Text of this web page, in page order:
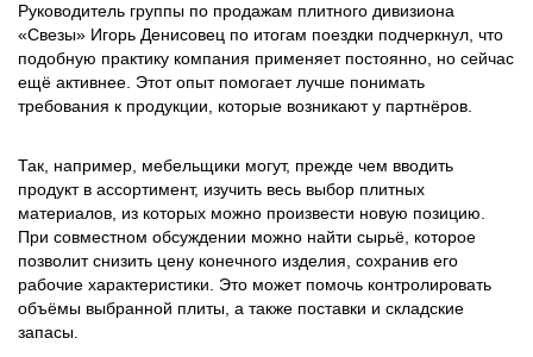
Руководитель группы по продажам плитного дивизиона
«Свезы» Игорь Денисовец по итогам поездки подчеркнул, что
подобную практику компания применяет постоянно, но сейчас
ещё активнее. Этот опыт помогает лучше понимать
требования к продукции, которые возникают у партнёров.
Так, например, мебельщики могут, прежде чем вводить
продукт в ассортимент, изучить весь выбор плитных
материалов, из которых можно произвести новую позицию.
При совместном обсуждении можно найти сырьё, которое
позволит снизить цену конечного изделия, сохранив его
рабочие характеристики. Это может помочь контролировать
объёмы выбранной плиты, а также поставки и складские
запасы.